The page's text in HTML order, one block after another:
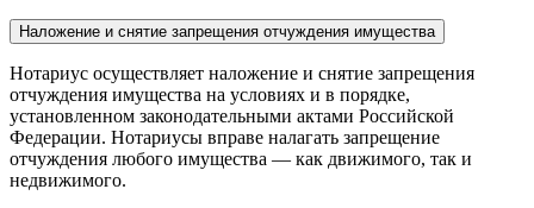
Наложение и снятие запрещения отчуждения имущества
Нотариус осуществляет наложение и снятие запрещения
отчуждения имущества на условиях и в порядке,
установленном законодательными актами Российской
Федерации. Нотариусы вправе налагать запрещение
отчуждения любого имущества — как движимого, так и
недвижимого.